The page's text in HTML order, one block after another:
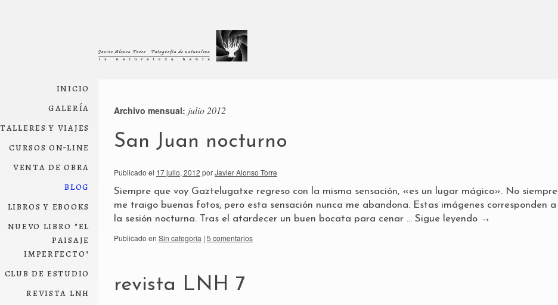
inicio
galería
talleres y viajes
cursos on-line
venta de obra
blog
libros y ebooks
nuevo libro "el
paisaje
imperfecto"
club de estudio
revista lnh
Archivo mensual: julio 2012
San Juan nocturno
Publicado el 17 julio, 2012 porJavier Alonso Torre
Siempre que voy Gaztelugatxe regreso con la misma sensación, «es un lugar mágico». No siempre
me traigo buenas fotos, pero esta sensación nunca me abandona. Estas imágenes corresponden a
la sesión nocturna. Tras el atardecer un buen bocata para cenar … Sigue leyendo →
Publicado en Sin categoría | 5 comentarios
revista LNH 7